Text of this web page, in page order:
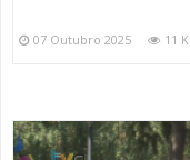
07 Outubro 2025 11 K